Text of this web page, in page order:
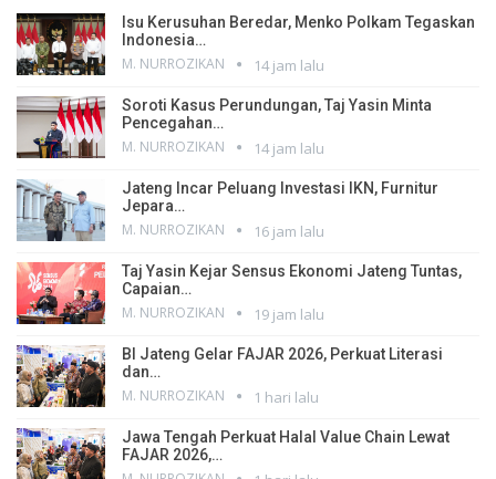
Isu Kerusuhan Beredar, Menko Polkam Tegaskan
Indonesia…
M. NURROZIKAN 14 jam lalu
Soroti Kasus Perundungan, Taj Yasin Minta
Pencegahan…
M. NURROZIKAN 14 jam lalu
Jateng Incar Peluang Investasi IKN, Furnitur
Jepara…
M. NURROZIKAN 16 jam lalu
Taj Yasin Kejar Sensus Ekonomi Jateng Tuntas,
Capaian…
M. NURROZIKAN 19 jam lalu
BI Jateng Gelar FAJAR 2026, Perkuat Literasi
dan…
M. NURROZIKAN 1 hari lalu
Jawa Tengah Perkuat Halal Value Chain Lewat
FAJAR 2026,…